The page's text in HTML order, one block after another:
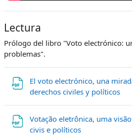
Lectura
Prólogo del libro "Voto electrónico:
problemas".
El voto electrónico, una
derechos civiles y políticos
Votação eletrônica, uma
civis e políticos